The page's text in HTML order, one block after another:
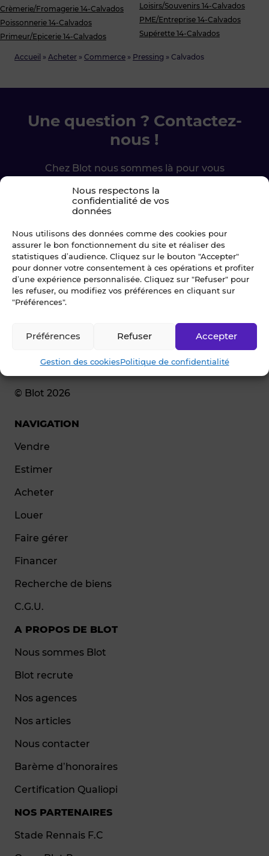
Nous respectons la
confidentialité de vos
données
Nous utilisons des données comme des cookies pour
assurer le bon fonctionnement du site et réaliser des
statistiques d’audience. Cliquez sur le bouton "Accepter"
pour donner votre consentement à ces opérations et profiter
d’une expérience personnalisée. Cliquez sur "Refuser" pour
les refuser, ou modifiez vos préférences en cliquant sur
"Préférences".
Accepter
Refuser
Préférences
Gestion des cookiesPolitique de confidentialité
Accueil » Acheter » Commerce » Pressing » Calvados
Crèmerie/Fromagerie 14-Calvados
Poissonnerie 14-Calvados
Primeur/Epicerie 14-Calvados
Loisirs/Souvenirs 14-Calvados
PME/Entreprise 14-Calvados
Supérette 14-Calvados
Une question ? Contactez-
nous !
Chez Blot nous sommes là pour vous
Ecrivez-nous
02 99 79 33 34
© Blot 2026
NAVIGATION
Vendre
Estimer
Acheter
Louer
Faire gérer
Financer
Recherche de biens
C.G.U.
A PROPOS DE BLOT
Nous sommes Blot
Blot recrute
Nos agences
Nos articles
Nous contacter
Barème d’honoraires
Certification Qualiopi
NOS PARTENAIRES
Stade Rennais F.C